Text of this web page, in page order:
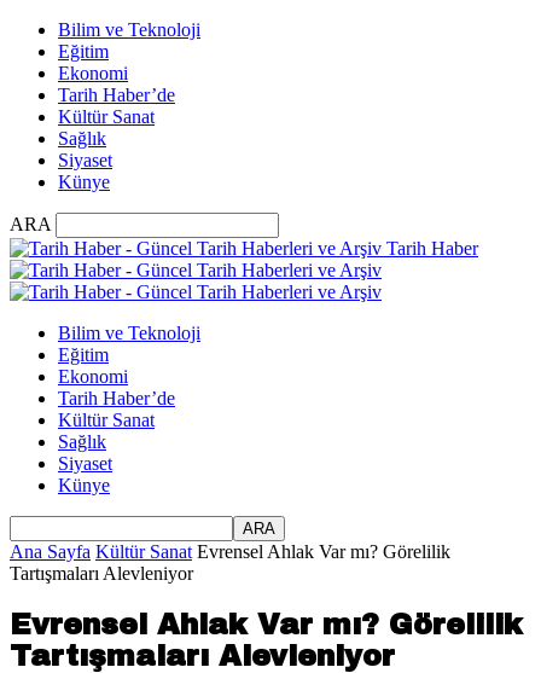
Bilim ve Teknoloji
Eğitim
Ekonomi
Tarih Haber’de
Kültür Sanat
Sağlık
Siyaset
Künye
ARA
Tarih Haber
Bilim ve Teknoloji
Eğitim
Ekonomi
Tarih Haber’de
Kültür Sanat
Sağlık
Siyaset
Künye
Ana Sayfa Kültür Sanat Evrensel Ahlak Var mı? Görelilik
Tartışmaları Alevleniyor
Evrensel Ahlak Var mı? Görelilik
Tartışmaları Alevleniyor